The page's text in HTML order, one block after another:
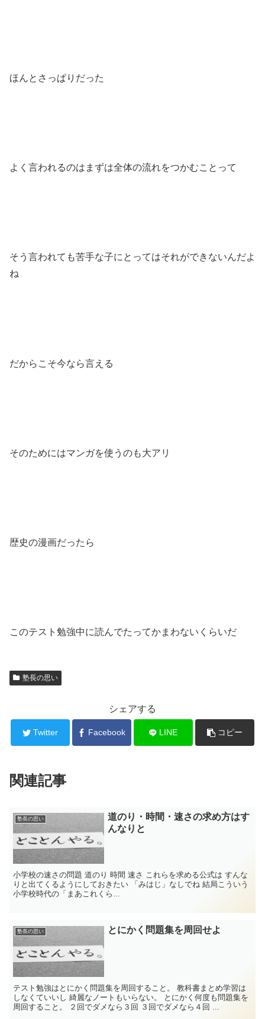
ほんとさっぱりだった
よく言われるのはまずは全体の流れをつかむことって
そう言われても苦手な子にとってはそれができないんだよ
ね
だからこそ今なら言える
そのためにはマンガを使うのも大アリ
歴史の漫画だったら
このテスト勉強中に読んでたってかまわないくらいだ
塾長の思い
シェアする
Twitter Facebook LINE コピー
関連記事
塾長の思い
道のり・時間・速さの求め方はす
んなりと
小学校の速さの問題 道のり 時間 速さ これらを求める公式は すんな
りと出てくるようにしておきたい 「みはじ」なしでね 結局こういう
小学校時代の「まあこれくら...
塾長の思い とにかく問題集を周回せよ
テスト勉強はとにかく問題集を周回すること。 教科書まとめ学習は
しなくていいし 綺麗なノートもいらない。 とにかく何度も問題集を
周回すること。 ２回でダメなら３回 ３回でダメなら４回 ...